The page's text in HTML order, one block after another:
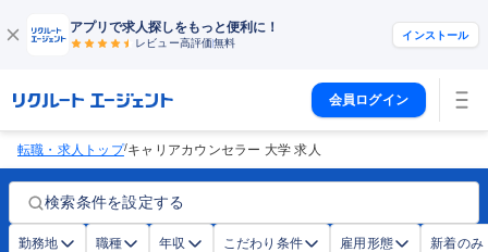
アプリで求人探しをもっと便利に！
レビュー高評価無料
インストール
会員ログイン
転職・求人トップ/キャリアカウンセラー 大学 求人
検索条件を設定する
勤務地 職種 年収 こだわり条件 雇用形態 新着のみ